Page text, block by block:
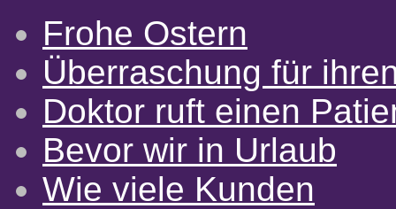
Frohe Ostern
Überraschung für
Doktor ruft einen
Bevor wir in Urlaub
Wie viele Kunden